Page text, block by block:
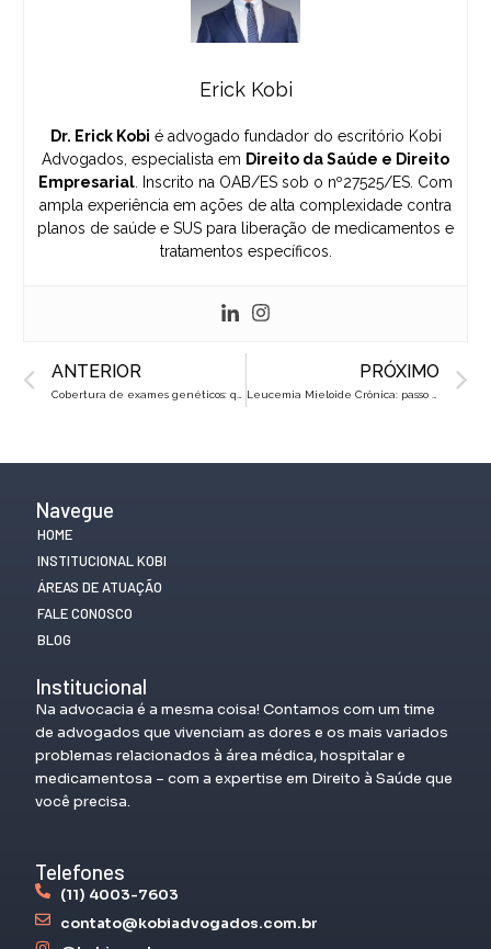
Erick Kobi
Dr. Erick Kobi é advogado fundador do escritório Kobi
Advogados, especialista em Direito da Saúde e Direito
Empresarial . Inscrito na OAB/ES sob o nº27525/ES. Com
ampla experiência em ações de alta complexidade contra
planos de saúde e SUS para liberação de medicamentos e
tratamentos específicos.
Prev
ANTERIOR PRÓXIMO
Navegue
HOME
INSTITUCIONAL KOBI
ÁREAS DE ATUAÇÃO
FALE CONOSCO
BLOG
Institucional
Na advocacia é a mesma coisa! Contamos com um time
de advogados que vivenciam as dores e os mais variados
problemas relacionados à área médica, hospitalar e
medicamentosa – com a expertise em Direito à Saúde que
você precisa.
Telefones
(11) 4003-7603
contato@kobiadvogados.com.br